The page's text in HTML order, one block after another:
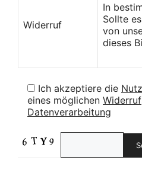
Widerruf
In
Sollte
von
dieses
Ich akzeptiere die
eines möglichen Widerruf
Datenverarbeitung